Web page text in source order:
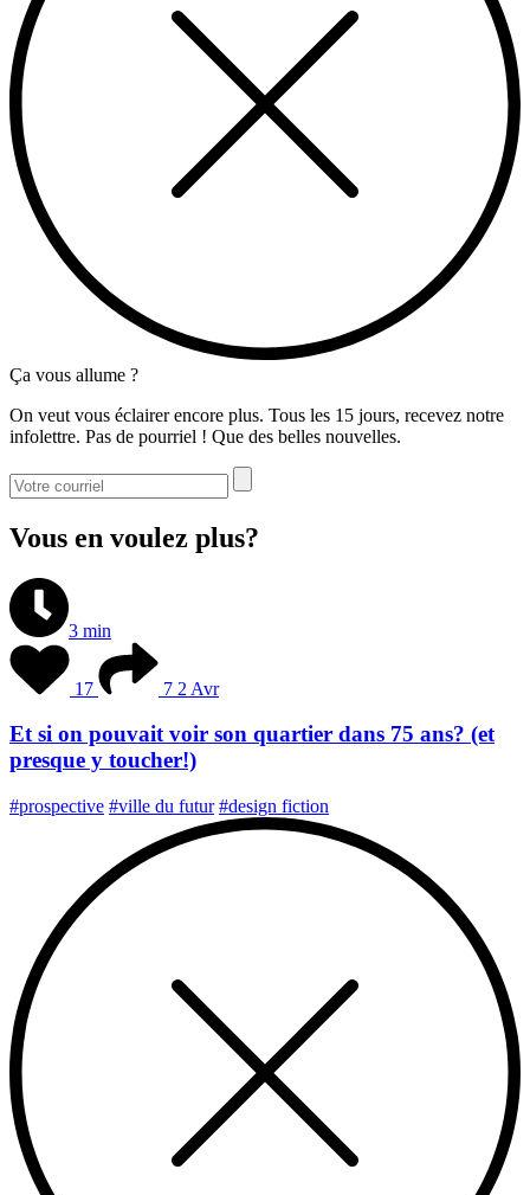
Ça vous allume ?
On veut vous éclairer encore plus. Tous les 15 jours, recevez notre
infolettre. Pas de pourriel ! Que des belles nouvelles.
Vous en voulez plus?
3 min
17 7 2 Avr
Et si on pouvait voir son quartier dans 75 ans? (et
presque y toucher!)
#prospective #ville du futur #design fiction